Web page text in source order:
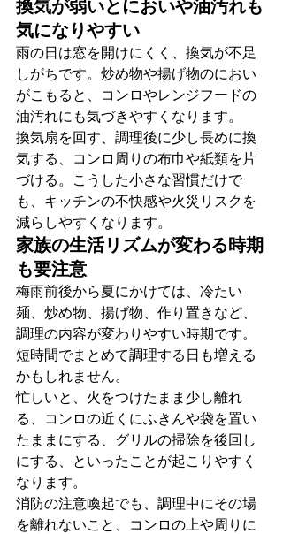
換気が弱いとにおいや油汚れも
気になりやすい
雨の日は窓を開けにくく、換気が不足
しがちです。炒め物や揚げ物のにおい
がこもると、コンロやレンジフードの
油汚れにも気づきやすくなります。
換気扇を回す、調理後に少し長めに換
気する、コンロ周りの布巾や紙類を片
づける。こうした小さな習慣だけで
も、キッチンの不快感や火災リスクを
減らしやすくなります。
家族の生活リズムが変わる時期
も要注意
梅雨前後から夏にかけては、冷たい
麺、炒め物、揚げ物、作り置きなど、
調理の内容が変わりやすい時期です。
短時間でまとめて調理する日も増える
かもしれません。
忙しいと、火をつけたまま少し離れ
る、コンロの近くにふきんや袋を置い
たままにする、グリルの掃除を後回し
にする、といったことが起こりやすく
なります。
消防の注意喚起でも、調理中にその場
を離れないこと、コンロの上や周りに